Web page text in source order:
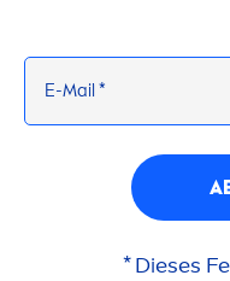
E-Mail *
* Dieses